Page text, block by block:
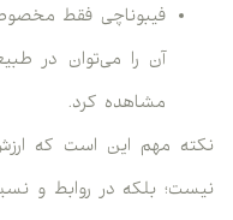
فیبوناچی فقط
آن را می‌توان در
مشاهده کرد.
نکته مهم این است که
نیست؛ بلکه در روابط و